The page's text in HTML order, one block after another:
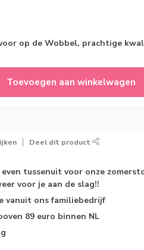
op de Wobbel, prachtige
Toevoegen aan winkelwagen
Deel dit product
tussenuit voor onze
voor je aan de slag!!
vanuit ons familiebedrijf
89 euro binnen NL